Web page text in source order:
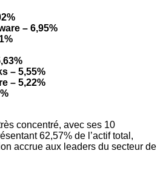
– 6,95%
– 5,55%
– 5,22%
concentré, avec ses 10
62,57% de l’actif total,
accrue aux leaders du secteur de